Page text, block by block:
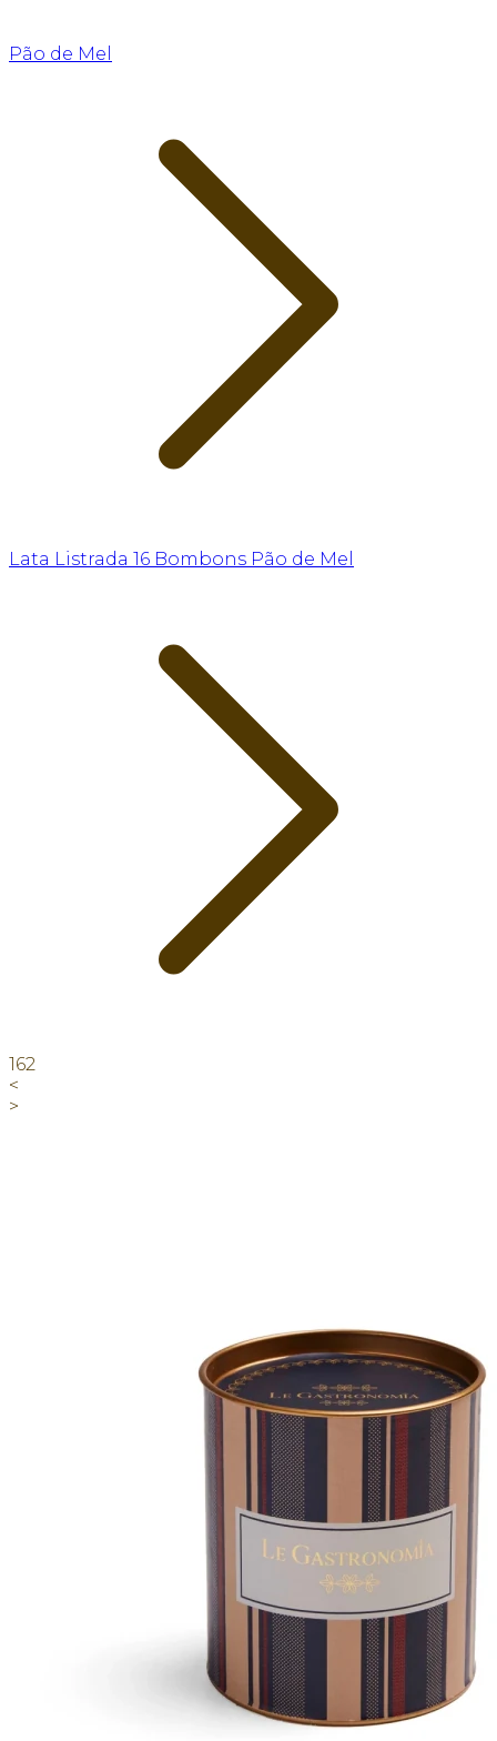
Pão de Mel
Lata Listrada 16 Bombons Pão de Mel
162
<
>